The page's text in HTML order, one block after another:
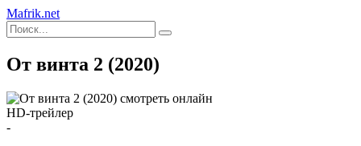
Mafrik.net
От винта 2 (2020)
HD-трейлер
-